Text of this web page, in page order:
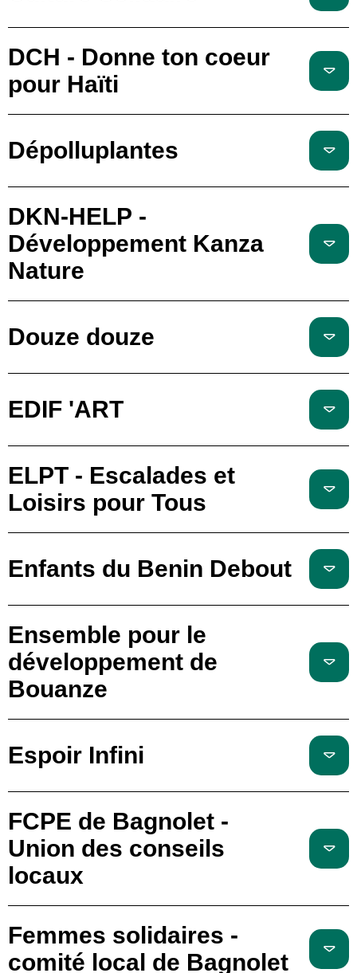
DCH - Donne ton coeur
pour Haïti
Dépolluplantes
DKN-HELP -
Développement Kanza
Nature
Douze douze
EDIF 'ART
ELPT - Escalades et
Loisirs pour Tous
Enfants du Benin Debout
Ensemble pour le
développement de
Bouanze
Espoir Infini
FCPE de Bagnolet -
Union des conseils
locaux
Femmes solidaires -
comité local de Bagnolet